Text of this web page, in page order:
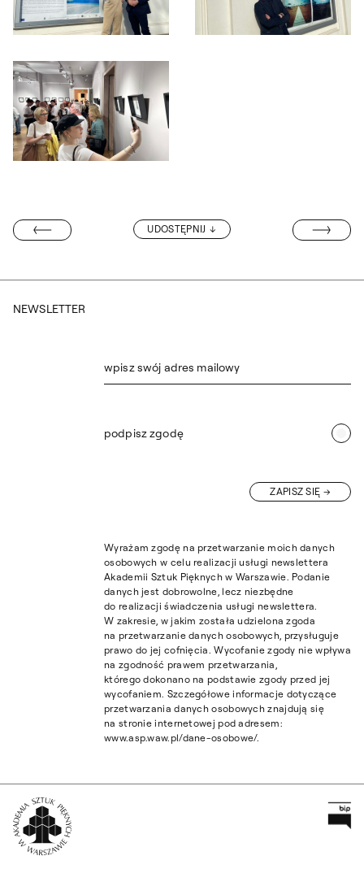
UDOSTĘPNIJ
WROCŁAW
KSIĄŻKA DR
NEWSLETTER
wpisz swój adres mailowy
podpisz zgodę
ZAPISZ SIĘ
Wyrażam zgodę na przetwarzanie moich danych
osobowych w celu realizacji usługi newslettera
Akademii Sztuk Pięknych w Warszawie. Podanie
danych jest dobrowolne, lecz niezbędne
do realizacji świadczenia usługi newslettera.
W zakresie, w jakim została udzielona zgoda
na przetwarzanie danych osobowych, przysługuje
prawo do jej cofnięcia. Wycofanie zgody nie wpływa
na zgodność prawem przetwarzania,
którego dokonano na podstawie zgody przed jej
wycofaniem. Szczegółowe informacje dotyczące
przetwarzania danych osobowych znajdują się
na stronie internetowej pod adresem:
www.asp.waw.pl/dane-osobowe/.